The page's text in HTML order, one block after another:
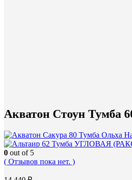
Акватон Стоун Тумба
0 out of 5
( Отзывов пока нет. )